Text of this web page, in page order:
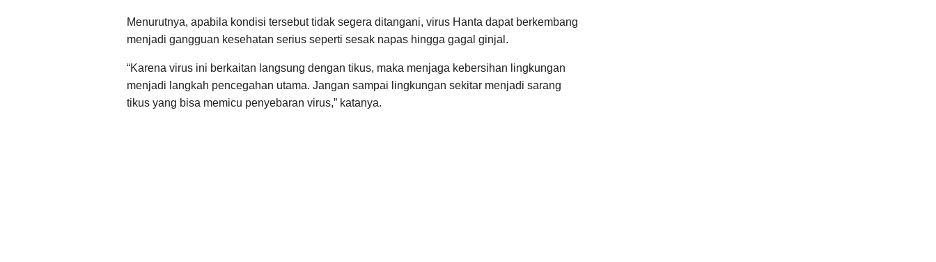
Menurutnya, apabila kondisi tersebut tidak segera ditangani, virus Hanta dapat berkembang
menjadi gangguan kesehatan serius seperti sesak napas hingga gagal ginjal.
“Karena virus ini berkaitan langsung dengan tikus, maka menjaga kebersihan lingkungan
menjadi langkah pencegahan utama. Jangan sampai lingkungan sekitar menjadi sarang
tikus yang bisa memicu penyebaran virus,” katanya.